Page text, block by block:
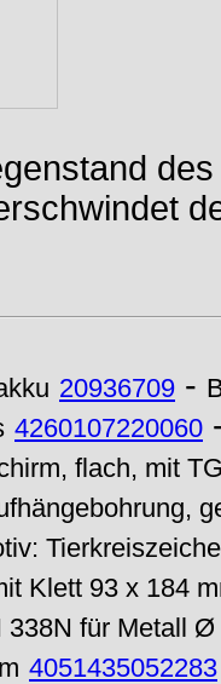
20936709 -
4260107220060
flach, mit
Klett 93 x 184
für Metall Ø
4051435052283